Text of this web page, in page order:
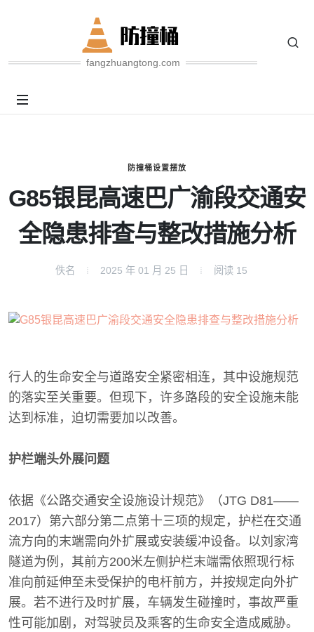
fangzhuangtong.com
防撞桶设置摆放
G85银昆高速巴广渝段交通安
全隐患排查与整改措施分析
佚名 2025 年 01 月 25 日 阅读 15
行人的生命安全与道路安全紧密相连，其中设施规范
的落实至关重要。但现下，许多路段的安全设施未能
达到标准，迫切需要加以改善。
护栏端头外展问题
依据《公路交通安全设施设计规范》（JTG D81——
2017）第六部分第二点第十三项的规定，护栏在交通
流方向的末端需向外扩展或安装缓冲设备。以刘家湾
隧道为例，其前方200米左侧护栏末端需依照现行标
准向前延伸至未受保护的电杆前方，并按规定向外扩
展。若不进行及时扩展，车辆发生碰撞时，事故严重
性可能加剧，对驾驶员及乘客的生命安全造成威胁。